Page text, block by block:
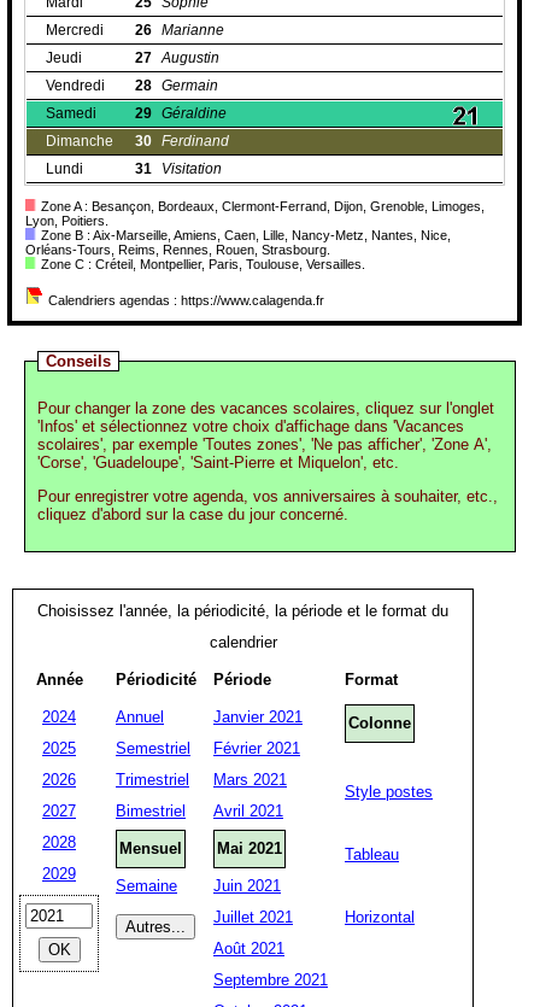
Mercredi
26 Marianne
Jeudi
27 Augustin
Vendredi
28 Germain
Samedi
29 Géraldine
Dimanche
30 Ferdinand
Lundi
31 Visitation
Zone A : Besançon, Bordeaux, Clermont-Ferrand, Dijon, Grenoble, Limoges,
Lyon, Poitiers.
Zone B : Aix-Marseille, Amiens, Caen, Lille, Nancy-Metz, Nantes, Nice,
Orléans-Tours, Reims, Rennes, Rouen, Strasbourg.
Zone C : Créteil, Montpellier, Paris, Toulouse, Versailles.
Calendriers agendas : https://www.calagenda.fr
Conseils
Pour changer la zone des vacances scolaires, cliquez sur l'onglet
'Infos' et sélectionnez votre choix d'affichage dans 'Vacances
scolaires', par exemple 'Toutes zones', 'Ne pas afficher', 'Zone A',
'Corse', 'Guadeloupe', 'Saint-Pierre et Miquelon', etc.
Pour enregistrer votre agenda, vos anniversaires à souhaiter, etc.,
cliquez d'abord sur la case du jour concerné.
Choisissez l'année, la périodicité, la période et le format du
calendrier
Année
2024
2025
2026
2027
2028
2029
Périodicité
Annuel
Semestriel
Trimestriel
Bimestriel
Mensuel
Semaine
Période
Janvier 2021
Février 2021
Mars 2021
Avril 2021
Mai 2021
Juin 2021
Juillet 2021
Août 2021
Septembre 2021
Format
Colonne
Style postes
Tableau
Horizontal